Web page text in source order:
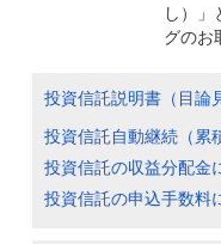
し）」
グのお
投資信託説明書（目論
投資信託自動継続（累
投資信託の収益分配金
投資信託の申込手数料